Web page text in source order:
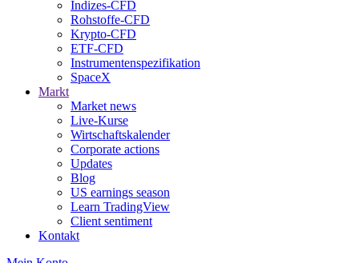
Indizes-CFD
Rohstoffe-CFD
Krypto-CFD
ETF-CFD
Instrumentenspezifikation
SpaceX
Markt
Market news
Live-Kurse
Wirtschaftskalender
Corporate actions
Updates
Blog
US earnings season
Learn TradingView
Client sentiment
Kontakt